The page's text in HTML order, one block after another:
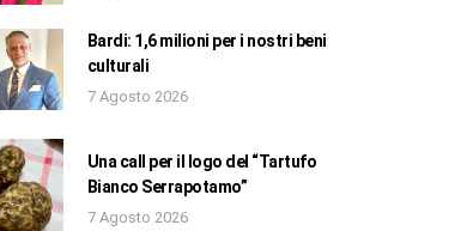
Bardi: 1,6 milioni per i nostri beni
culturali
7 Agosto 2026
Una call per il logo del “Tartufo
Bianco Serrapotamo”
7 Agosto 2026